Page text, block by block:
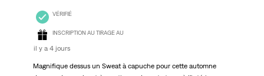
VÉRIFIÉ
INSCRIPTION AU TIRAGE AU
il y a 4 jours
Magnifique dessus un Sweat à capuche pour cette automne